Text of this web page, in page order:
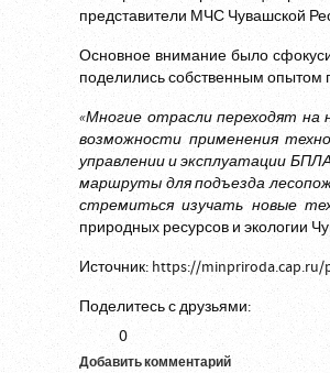
представители МЧС Чувашской
Основное внимание было
поделились собственным опытом
«Многие отрасли переходят на
возможности применения
управлении и эксплуатации
маршруты для подъезда
стремиться изучать новые
природных ресурсов и экологии
Источник: https://minpriroda.cap.ru/
Поделитесь с друзьями:
0
Добавить комментарий